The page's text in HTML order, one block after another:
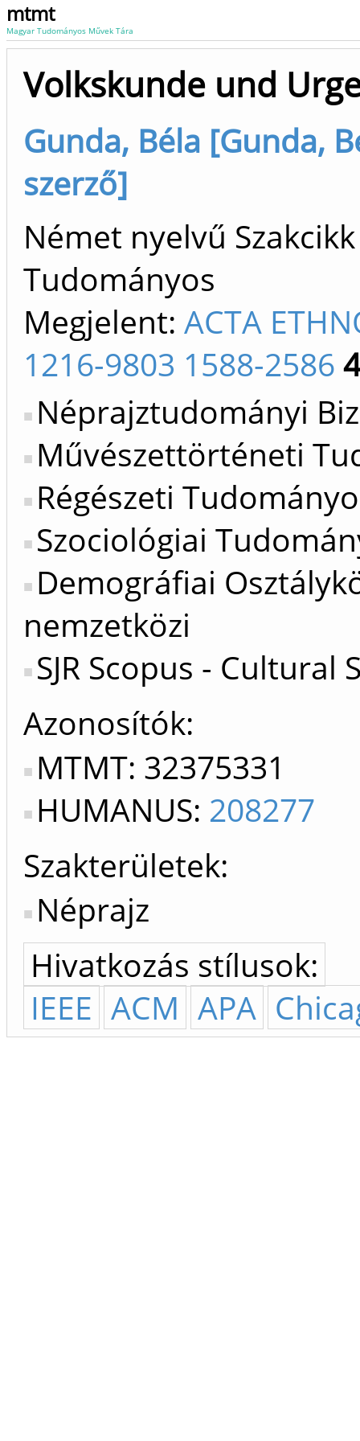
mtmt
Magyar Tudományos Művek Tára
Volkskunde und
Gunda, Béla [Gunda,
szerző]
Német nyelvű
Tudományos
Megjelent: ACTA
1216-9803 1588-2586
Néprajztudományi
Művészettörténeti
Régészeti
Szociológiai
Demográfiai
nemzetközi
SJR Scopus - Cultural
Azonosítók
MTMT: 32375331
HUMANUS: 208277
Szakterületek:
Néprajz
Hivatkozás stílusok:
IEEE ACM APA